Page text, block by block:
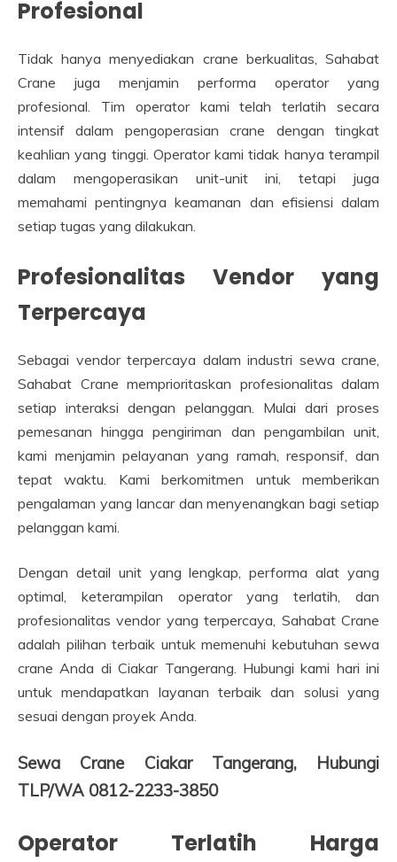
Profesional
Tidak hanya menyediakan crane berkualitas, Sahabat
Crane juga menjamin performa operator yang
profesional. Tim operator kami telah terlatih secara
intensif dalam pengoperasian crane dengan tingkat
keahlian yang tinggi. Operator kami tidak hanya terampil
dalam mengoperasikan unit-unit ini, tetapi juga
memahami pentingnya keamanan dan efisiensi dalam
setiap tugas yang dilakukan.
Profesionalitas Vendor yang
Terpercaya
Sebagai vendor terpercaya dalam industri sewa crane,
Sahabat Crane memprioritaskan profesionalitas dalam
setiap interaksi dengan pelanggan. Mulai dari proses
pemesanan hingga pengiriman dan pengambilan unit,
kami menjamin pelayanan yang ramah, responsif, dan
tepat waktu. Kami berkomitmen untuk memberikan
pengalaman yang lancar dan menyenangkan bagi setiap
pelanggan kami.
Dengan detail unit yang lengkap, performa alat yang
optimal, keterampilan operator yang terlatih, dan
profesionalitas vendor yang terpercaya, Sahabat Crane
adalah pilihan terbaik untuk memenuhi kebutuhan sewa
crane Anda di Ciakar Tangerang. Hubungi kami hari ini
untuk mendapatkan layanan terbaik dan solusi yang
sesuai dengan proyek Anda.
Sewa Crane Ciakar Tangerang, Hubungi
TLP/WA 0812-2233-3850
Operator Terlatih Harga